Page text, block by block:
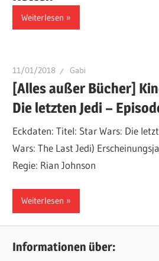
Weiterlesen
11/01/2018 Gabi
[Alles außer Bücher]
Die letzten Jedi –
Eckdaten: Titel: Star Wars: Die
Wars: The Last Jedi)
Regie: Rian Johnson
Weiterlesen
Informationen über: